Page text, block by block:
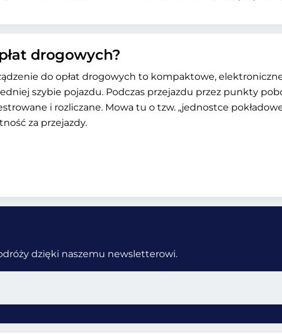
drogowych?
do opłat drogowych to kompaktowe,
szybie pojazdu. Podczas przejazdu przez punkty
i rozliczane. Mowa tu o tzw. „jednostce
za przejazdy.
dzięki naszemu newsletterowi.